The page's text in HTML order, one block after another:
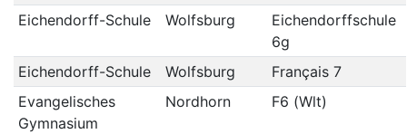
Eichendorff-Schule Wolfsburg
Eichendorffschule
6g
Eichendorff-Schule
Wolfsburg
Français 7
Evangelisches
Gymnasium
Nordhorn F6 (Wlt)